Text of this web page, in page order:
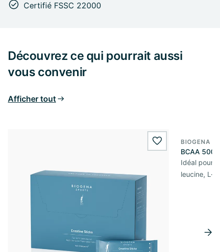
Certifié FSSC 22000
Découvrez ce qui pourrait aussi
vous convenir
Afficher tout
wishlist.add
BIOGENA
BCAA 500
Idéal pour
leucine, L-